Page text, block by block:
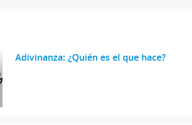
Adivinanza: ¿Quién es el que hace?